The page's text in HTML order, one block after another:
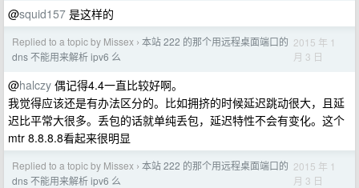
@squid157 是这样的
Replied to a topic by Missex › 本站 222 的那个用远程桌面端口的
dns 不能用来解析 ipv6 么
2015 年 1
月 3 日
@halczy 偶记得4.4一直比较好啊。
我觉得应该还是有办法区分的。比如拥挤的时候延迟跳动很大，且延
迟比平常大很多。丢包的话就单纯丢包，延迟特性不会有变化。这个
mtr 8.8.8.8看起来很明显
Replied to a topic by Missex › 本站 222 的那个用远程桌面端口的
dns 不能用来解析 ipv6 么
2015 年 1
月 3 日